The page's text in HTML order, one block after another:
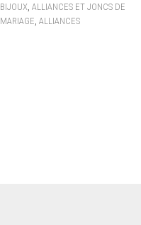
BIJOUX, ALLIANCES ET JONCS DE
MARIAGE, ALLIANCES